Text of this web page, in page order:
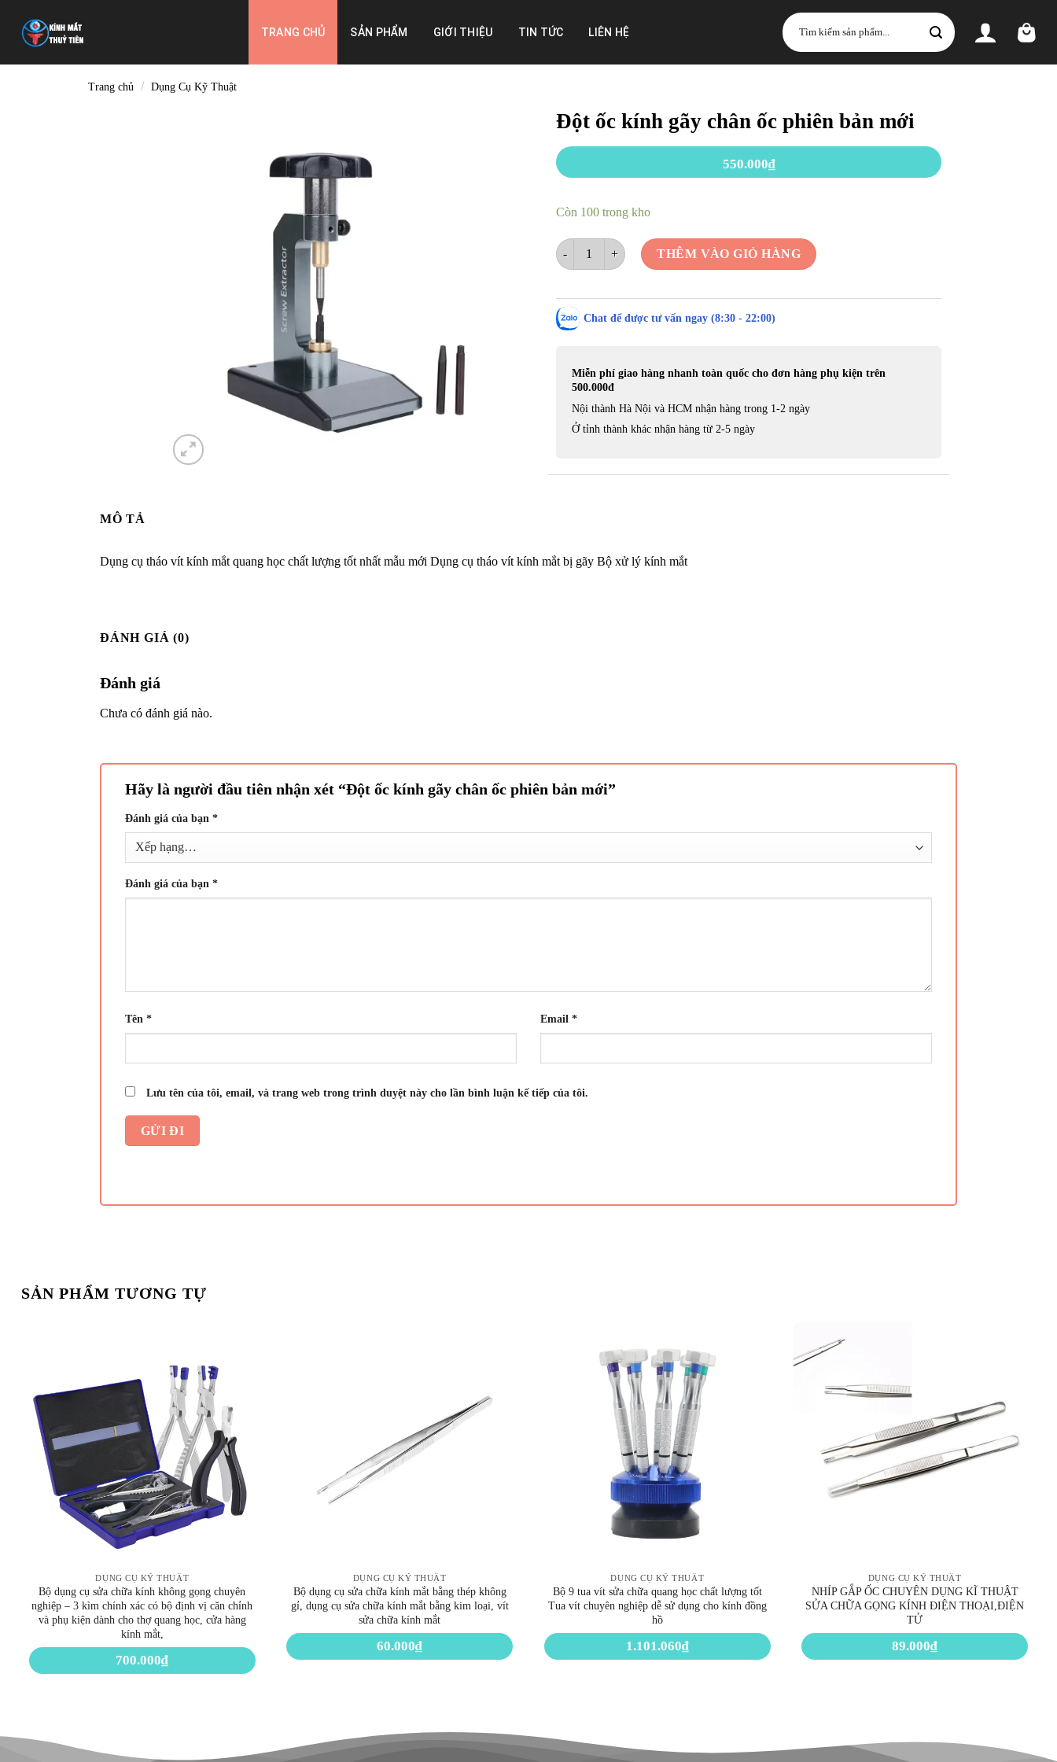
content
TRANG CHỦ SẢN PHẨM GIỚI THIỆU TIN TỨC LIÊN HỆ
Tìm
kiếm:
Trang chủ / Dụng Cụ Kỹ Thuật
Đột ốc kính gãy chân ốc phiên bản mới
550.000₫
Còn 100 trong kho
Đột ốc kính gãy chân ốc phiên bản mới số lượng
THÊM VÀO GIỎ HÀNG
Chat để được tư vấn ngay (8:30 - 22:00)
Miễn phí giao hàng nhanh toàn quốc cho đơn hàng phụ kiện trên
500.000đ
Nội thành Hà Nội và HCM nhận hàng trong 1-2 ngày
Ở tỉnh thành khác nhận hàng từ 2-5 ngày
MÔ TẢ
Dụng cụ tháo vít kính mắt quang học chất lượng tốt nhất mẫu mới Dụng cụ tháo vít kính mắt bị gãy Bộ xử lý kính mắt
ĐÁNH GIÁ (0)
Đánh giá
Chưa có đánh giá nào.
Hãy là người đầu tiên nhận xét “Đột ốc kính gãy chân ốc phiên bản mới”
Đánh giá của bạn *
Đánh giá của bạn *
Tên * Email *
Lưu tên của tôi, email, và trang web trong trình duyệt này cho lần bình luận kế tiếp của tôi.
SẢN PHẨM TƯƠNG TỰ
DỤNG CỤ KỸ THUẬT
Bộ dụng cụ sửa chữa kính không gọng chuyên
nghiệp – 3 kìm chính xác có bộ định vị căn chỉnh
và phụ kiện dành cho thợ quang học, cửa hàng
kính mắt,
700.000₫
DỤNG CỤ KỸ THUẬT
Bộ dụng cụ sửa chữa kính mắt bằng thép không
gỉ, dụng cụ sửa chữa kính mắt bằng kim loại, vít
sửa chữa kính mắt
60.000₫
DỤNG CỤ KỸ THUẬT
Bộ 9 tua vít sửa chữa quang học chất lượng tốt
Tua vít chuyên nghiệp dễ sử dụng cho kính đồng
hồ
1.101.060₫
DỤNG CỤ KỸ THUẬT
NHÍP GẮP ỐC CHUYÊN DỤNG KĨ THUẬT
SỬA CHỮA GỌNG KÍNH ĐIỆN THOẠI,ĐIỆN
TỬ
89.000₫